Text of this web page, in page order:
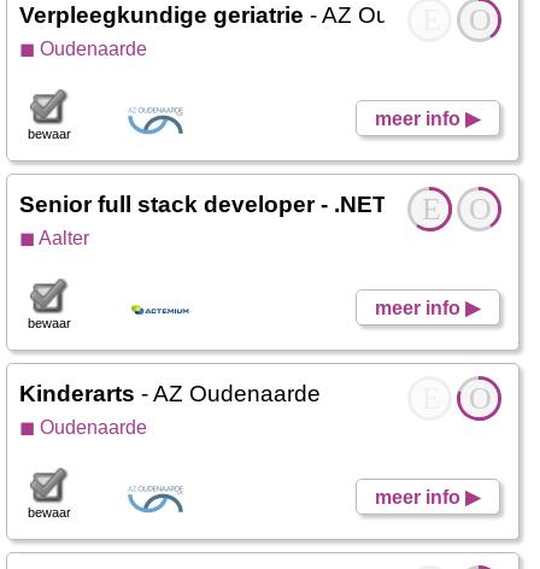
O
Verpleegkundige geriatrie - AZ Oudenaarde
◼ Oudenaarde
meer info ▶
bewaar
O
E
Senior full stack developer - .NET, Angular,
◼ Aalter
meer info ▶
bewaar
O
Kinderarts - AZ Oudenaarde
◼ Oudenaarde
meer info ▶
bewaar